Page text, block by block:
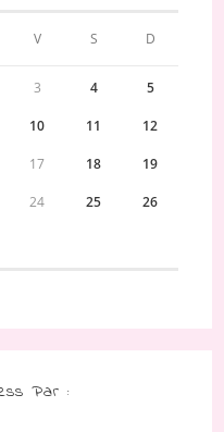
V S D
3 4 5
10 11 12
17 18 19
24 25 26
Par :